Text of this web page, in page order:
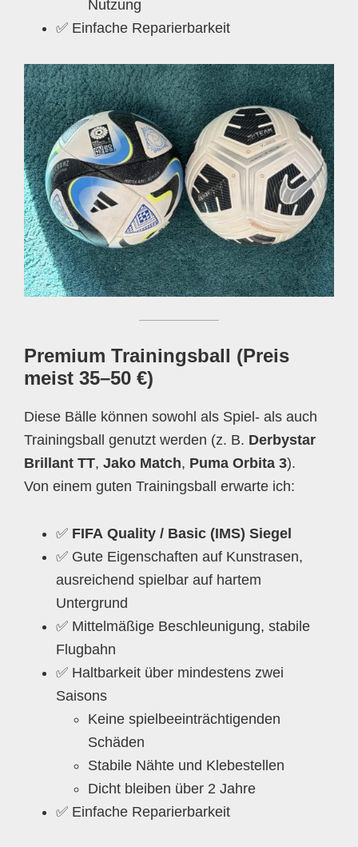
Nutzung
✅ Einfache Reparierbarkeit
Premium Trainingsball (Preis
meist 35–50 €)
Diese Bälle können sowohl als Spiel- als auch
Trainingsball genutzt werden (z. B. Derbystar
Brillant TT, Jako Match, Puma Orbita 3).
Von einem guten Trainingsball erwarte ich:
✅ FIFA Quality / Basic (IMS) Siegel
✅ Gute Eigenschaften auf Kunstrasen,
ausreichend spielbar auf hartem
Untergrund
✅ Mittelmäßige Beschleunigung, stabile
Flugbahn
✅ Haltbarkeit über mindestens zwei
Saisons
Keine spielbeeinträchtigenden
Schäden
Stabile Nähte und Klebestellen
Dicht bleiben über 2 Jahre
✅ Einfache Reparierbarkeit